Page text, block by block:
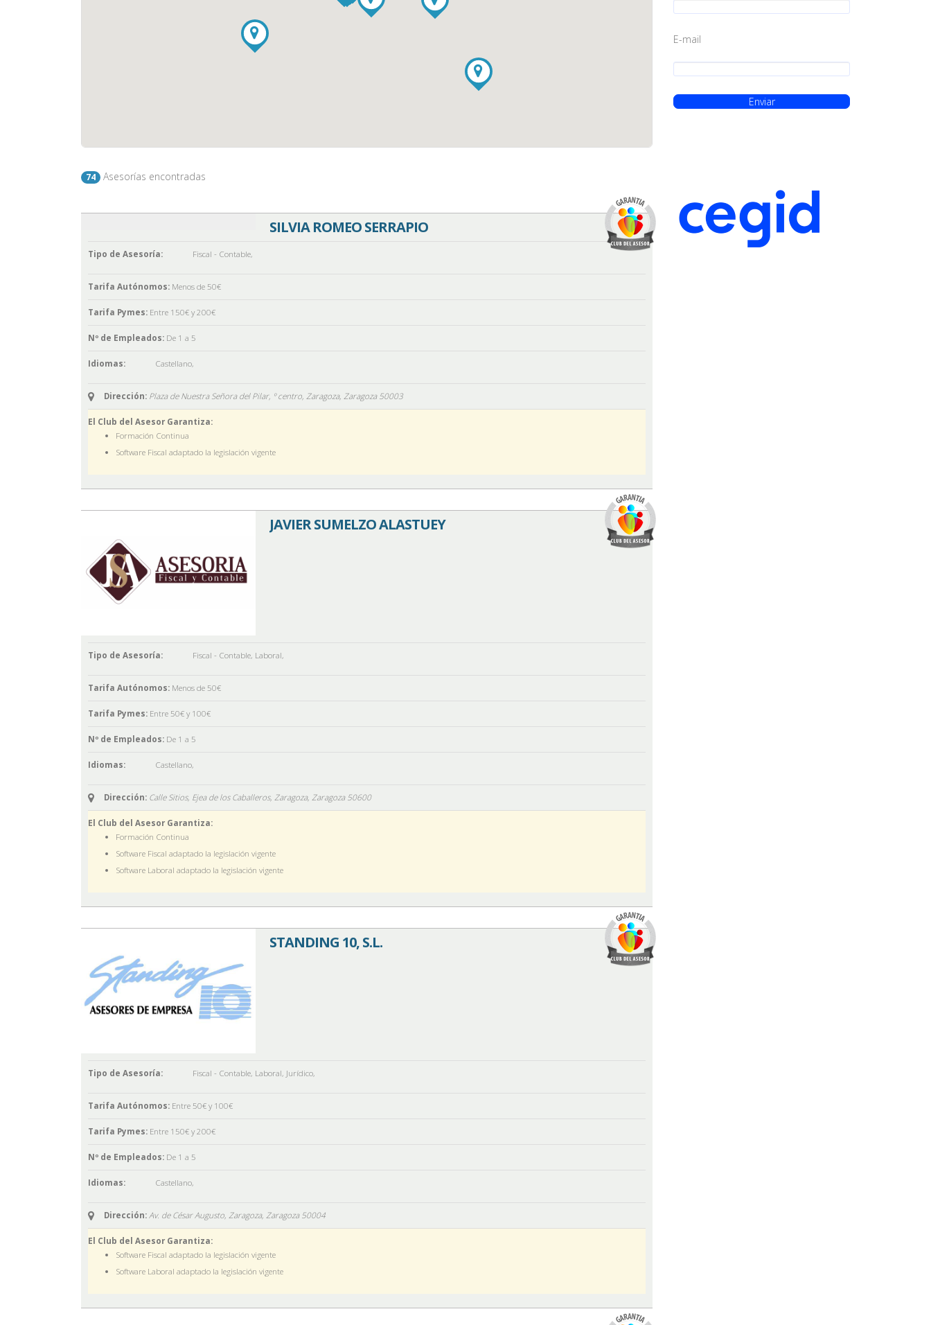
74 Asesorías encontradas
SILVIA ROMEO SERRAPIO
Tipo de Asesoría: Fiscal - Contable,
Tarifa Autónomos: Menos de 50€
Tarifa Pymes: Entre 150€ y 200€
Nº de Empleados: De 1 a 5
Idiomas: Castellano,
Dirección: Plaza de Nuestra Señora del Pilar, º centro, Zaragoza, Zaragoza 50003
El Club del Asesor Garantiza:
Formación Continua
Software Fiscal adaptado la legislación vigente
JAVIER SUMELZO ALASTUEY
Tipo de Asesoría: Fiscal - Contable, Laboral,
Tarifa Autónomos: Menos de 50€
Tarifa Pymes: Entre 50€ y 100€
Nº de Empleados: De 1 a 5
Idiomas: Castellano,
Dirección: Calle Sitios, Ejea de los Caballeros, Zaragoza, Zaragoza 50600
El Club del Asesor Garantiza:
Formación Continua
Software Fiscal adaptado la legislación vigente
Software Laboral adaptado la legislación vigente
STANDING 10, S.L.
Tipo de Asesoría: Fiscal - Contable, Laboral, Jurídico,
Tarifa Autónomos: Entre 50€ y 100€
Tarifa Pymes: Entre 150€ y 200€
Nº de Empleados: De 1 a 5
Idiomas: Castellano,
Dirección: Av. de César Augusto, Zaragoza, Zaragoza 50004
El Club del Asesor Garantiza:
Software Fiscal adaptado la legislación vigente
Software Laboral adaptado la legislación vigente
E-mail